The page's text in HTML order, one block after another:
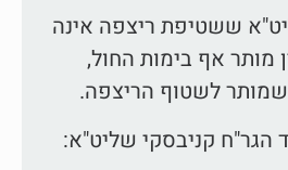
ששטיפת ריצפה אינה
מותר אף בימות החול,
שמותר לשטוף הריצפה.
הגר"ח קניבסקי שליט"א: